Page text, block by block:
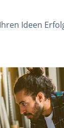
Ideen